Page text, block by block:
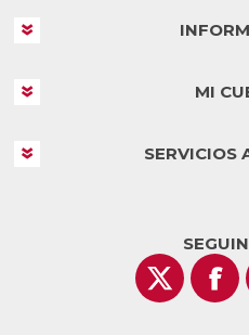
MI
SERVICIOS